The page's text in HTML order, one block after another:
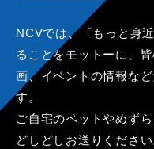
NCVでは、「もっと身
ることをモットーに、
画、イベントの情報な
す。
ご自宅のペットやめず
どしどしお送りください